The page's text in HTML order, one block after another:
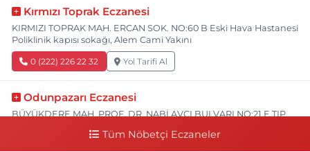
Kırmızı Toprak Eczanesi
KIRMIZI TOPRAK MAH. ERCAN SOK. NO:60 B Eski Hava Hastanesi
Poliklinik kapısı sokağı, Alem Cami Yakını
0 (222) 226 22 32 Yol Tarifi Al
Odunpazarı Eczanesi
BÜYÜKDERE MAH. PROF. DR. NABİ AVCI BULVARI NO:21 E TIP
Tüm Nöbetçi Eczaneler